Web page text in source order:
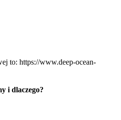
to: https://www.deep-ocean-
i dlaczego?